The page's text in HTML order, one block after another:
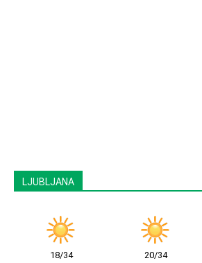
LJUBLJANA
18/34
20/34